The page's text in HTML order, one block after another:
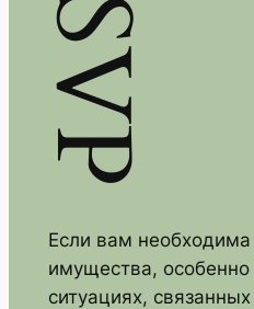
Если вам
имущества,
ситуациях,